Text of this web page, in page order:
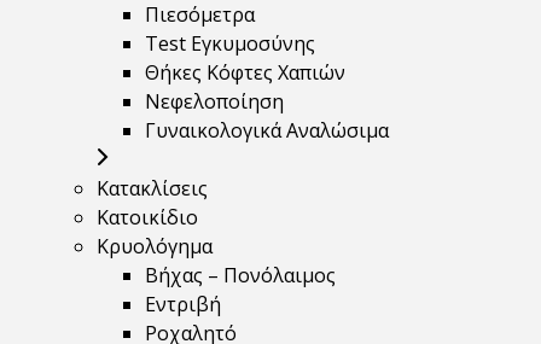
Πιεσόμετρα
Test Εγκυμοσύνης
Θήκες Κόφτες Χαπιών
Νεφελοποίηση
Γυναικολογικά Αναλώσιμα
Κατακλίσεις
Κατοικίδιο
Κρυολόγημα
Βήχας – Πονόλαιμος
Εντριβή
Ροχαλητό